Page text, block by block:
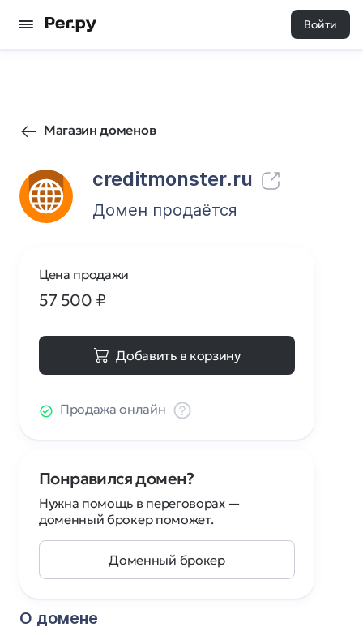
Войти
Магазин доменов
creditmonster.ru
23 0
Домен продаётся
О домене
Цена продажи
57 500 ₽
Добавить в корзину
Продажа онлайн
Понравился домен?
Нужна помощь в переговорах —
доменный брокер поможет.
Доменный брокер